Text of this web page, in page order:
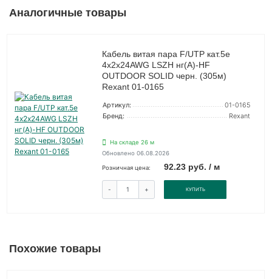
Аналогичные товары
Кабель витая пара F/UTP кат.5e
4х2х24AWG LSZH нг(А)-HF
OUTDOOR SOLID черн. (305м)
Rexant 01-0165
Артикул:
01-0165
Бренд:
Rexant
На складе 26 м
Обновлено 06.08.2026
Розничная цена: 92.23 руб. / м
- + КУПИТЬ
Похожие товары